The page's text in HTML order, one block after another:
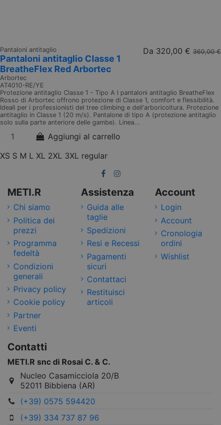
Pantaloni antitaglio
Pantaloni antitaglio Classe 1
BreatheFlex Red Arbortec
Arbortec
AT4010-RE/YE
Da 320,00 € 360,00 €
Protezione antitaglio Classe 1 - Tipo A I pantaloni antitaglio BreatheFlex
Rosso di Arbortec offrono protezione di Classe 1, comfort e flessibilità.
Ideali per i professionisti del tree climbing e dell'arboricoltura. Protezione
antitaglio in Classe 1 (20 m/s). Pantalone di tipo A (protezione antitaglio
solo sulla parte anteriore delle gambe). Linea...
Aggiungi al carrello
XS S M L XL 2XL 3XL regular
METI.R
Chi siamo
Politica dei
prezzi
Programma
fedeltà
Condizioni
generali
Privacy policy
Cookie policy
Partner
Eventi
Assistenza
Guida alle
taglie
Spedizioni
Resi e Recessi
Pagamenti
sicuri
Contattaci
Restituisci
articoli
Account
Login
Account
Cronologia
ordini
Wishlist
Contatti
METI.R snc di Rosai C. & C.
Nucleo Casamicciola 20/B
52011 Bibbiena (AR)
(+39) 0575 594420
(+39) 334 737 87 96